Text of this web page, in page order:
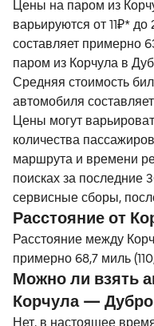
Цены на паром из
варьируются от 11₽*
составляет примерно
паром из Корчула в
Средняя стоимость
автомобиля
Цены могут
количества
маршрута и времени
поисках за последние
сервисные сборы,
Расстояние от
Расстояние между
примерно 68,7 миль
Можно ли взять
Корчула —